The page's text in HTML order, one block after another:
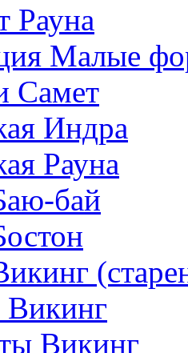
Рауна
Малые
Самет
Индра
Рауна
бай
Викинг